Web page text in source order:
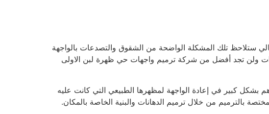
ستلاحظ تلك المشكلة الواضحة من الشقوق والتصدعات بالواجهة
ولن تجد أفضل من شركة ترميم واجهات حي ظهرة لبن الاولى
بشكل كبير في إعادة الواجهة لمظهرها الطبيعي التي كانت عليه
من خلال ترميم الدهانات والبنية الخاصة بالمكان.